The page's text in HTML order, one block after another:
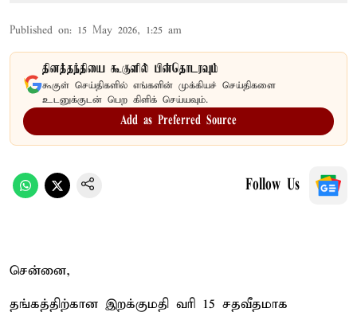
Published on: 15 May 2026, 1:25 am
தினத்தந்தியை கூகுளில் பின்தொடரவும்
கூகுள் செய்திகளில் எங்களின் முக்கியச் செய்திகளை
உடனுக்குடன் பெற கிளிக் செய்யவும்.
Add as Preferred Source
Follow Us
சென்னை,
தங்கத்திற்கான இறக்குமதி வரி 15 சதவீதமாக